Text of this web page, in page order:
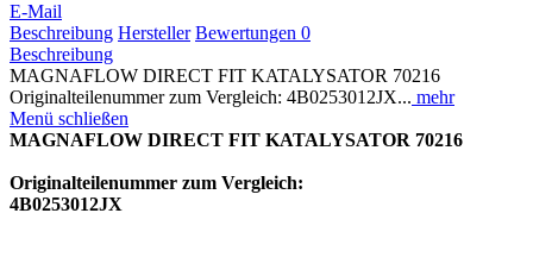
E-Mail
Beschreibung Hersteller Bewertungen 0
Beschreibung
MAGNAFLOW DIRECT FIT KATALYSATOR 70216
Originalteilenummer zum Vergleich: 4B0253012JX... mehr
Menü schließen
MAGNAFLOW DIRECT FIT KATALYSATOR 70216
Originalteilenummer zum Vergleich:
4B0253012JX